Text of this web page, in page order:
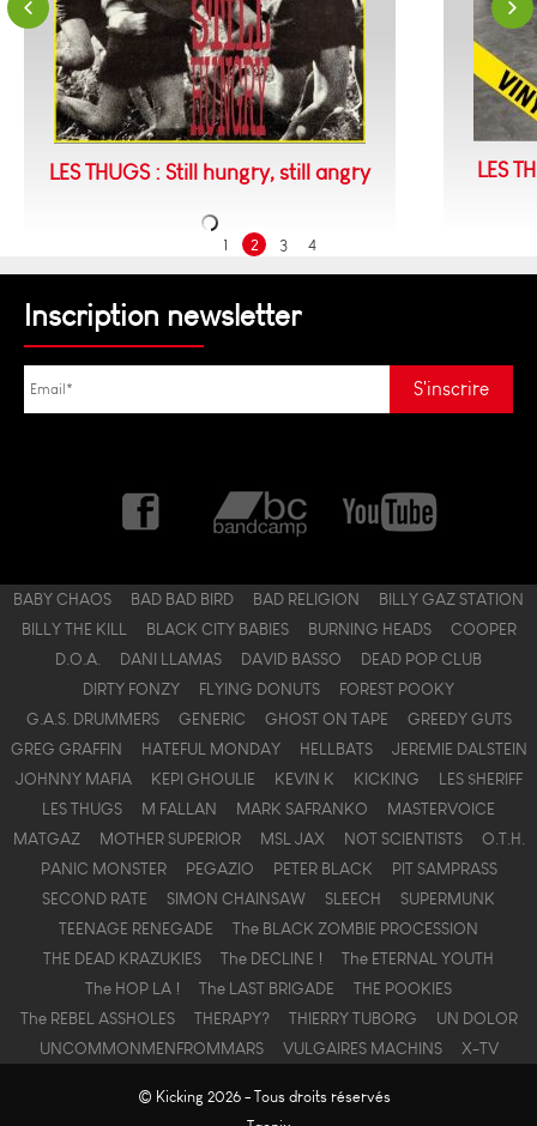
LES THUGS : Still hungry, still angry LES
1 2 3 4
Inscription newsletter
BABY CHAOS BAD BAD BIRD BAD RELIGION
BILLY GAZ STATION
BILLY THE KILL
BLACK CITY BABIES BURNING HEADS
COOPER
D.O.A.
DANI LLAMAS DAVID BASSO
DEAD POP CLUB
DIRTY FONZY
FLYING DONUTS
FOREST POOKY
G.A.S. DRUMMERS
GENERIC GHOST ON TAPE
GREEDY GUTS
GREG GRAFFIN
HATEFUL MONDAY HELLBATS
JEREMIE DALSTEIN
JOHNNY MAFIA
KEPI GHOULIE KEVIN K KICKING
LES $HERIFF
LES THUGS
M FALLAN MARK SAFRANKO
MASTERVOICE
MATGAZ
MOTHER SUPERIOR MSL JAX NOT SCIENTISTS
O.T.H.
PANIC MONSTER
PEGAZIO PETER BLACK
PIT SAMPRASS
SECOND RATE
SIMON CHAINSAW SLEECH
SUPERMUNK
TEENAGE RENEGADE
The BLACK ZOMBIE PROCESSION
THE DEAD KRAZUKIES
The DECLINE !
The ETERNAL YOUTH
The HOP LA !
The LAST BRIGADE
THE POOKIES
The REBEL ASSHOLES
THERAPY? THIERRY TUBORG
UN DOLOR
UNCOMMONMENFROMMARS
VULGAIRES MACHINS X-TV
© Kicking 2026 - Tous droits réservés